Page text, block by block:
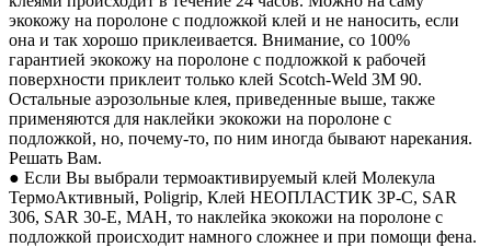
экокожу на поролоне с подложкой клей и не наносить, если
она и так хорошо приклеивается. Внимание, со 100%
гарантией экокожу на поролоне с подложкой к рабочей
поверхности приклеит только клей Scotch-Weld 3M 90.
Остальные аэрозольные клея, приведенные выше, также
применяются для наклейки экокожи на поролоне с
подложкой, но, почему-то, по ним иногда бывают нарекания.
Решать Вам.
● Если Вы выбрали термоактивируемый клей Молекула
ТермоАктивный, Poligrip, Клей НЕОПЛАСТИК 3P-C, SAR
306, SAR 30-E, MAH, то наклейка экокожи на поролоне с
подложкой происходит намного сложнее и при помощи фена.